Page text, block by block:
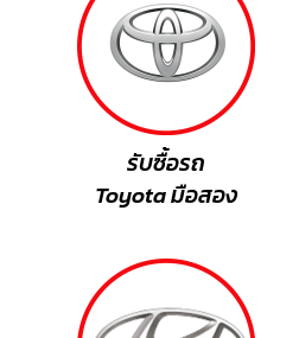
รับซื้อรถ
Toyota มือสอง